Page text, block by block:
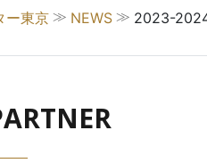
ー東京 ≫ NEWS ≫ 2023-